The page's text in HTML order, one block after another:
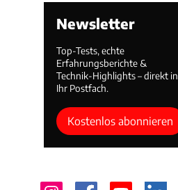
Newsletter
Top-Tests, echte
Erfahrungsberichte &
Technik-Highlights – direkt in
Ihr Postfach.
Kostenlos abonnieren